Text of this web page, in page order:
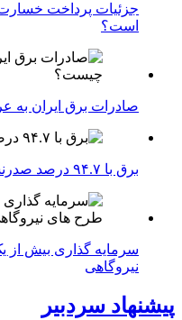
جزئیات پرداخت
است؟
صادرات برق ایران
برق با ۹۴.۷ درصد صدرنشین تورم تابستانی!
سرمایه گذاری بیش از
نیروگاهی
پیشنهاد سردبیر